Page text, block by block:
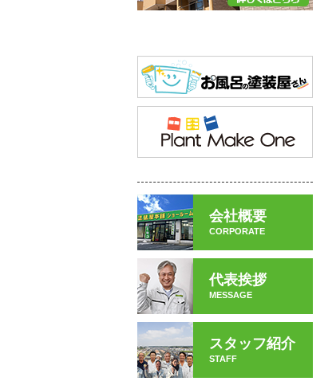
会社概要
CORPORATE
代表挨拶
MESSAGE
スタッフ紹介
STAFF